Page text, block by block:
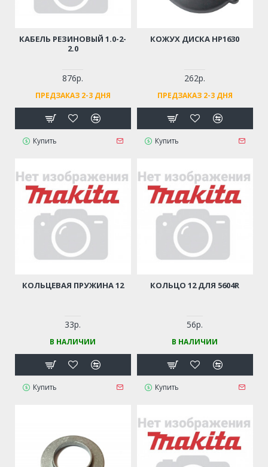
КАБЕЛЬ РЕЗИНОВЫЙ 1.0-2-
2.0
876р.
ПРЕДЗАКАЗ 2-3 ДНЯ
Купить
КОЖУХ ДИСКА HP1630
262р.
ПРЕДЗАКАЗ 2-3 ДНЯ
Купить
КОЛЬЦЕВАЯ ПРУЖИНА 12
33р.
В НАЛИЧИИ
Купить
КОЛЬЦО 12 ДЛЯ 5604R
56р.
В НАЛИЧИИ
Купить